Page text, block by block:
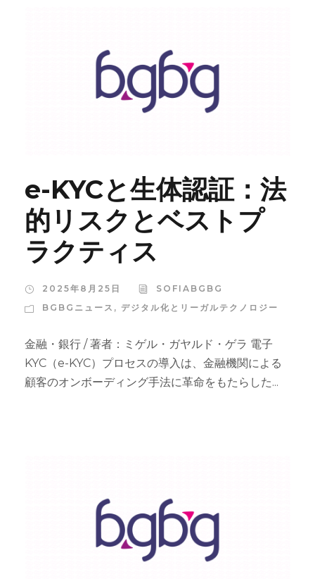
e-KYCと生体認証：法
的リスクとベストプ
ラクティス
2025年8月25日
SOFIABGBG
BGBGニュース , デジタル化とリーガルテクノロジー
金融・銀行 / 著者：ミゲル・ガヤルド・ゲラ 電子
KYC（e-KYC）プロセスの導入は、金融機関による
顧客のオンボーディング手法に革命をもたらした...